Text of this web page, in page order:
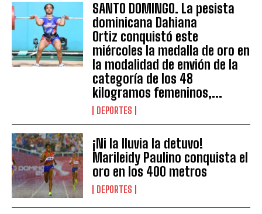
SANTO DOMINGO. La pesista
dominicana Dahiana
Ortiz conquistó este
miércoles la medalla de oro en
la modalidad de envión de la
categoría de los 48
kilogramos femeninos,...
DEPORTES
¡Ni la lluvia la detuvo!
Marileidy Paulino conquista el
oro en los 400 metros
DEPORTES